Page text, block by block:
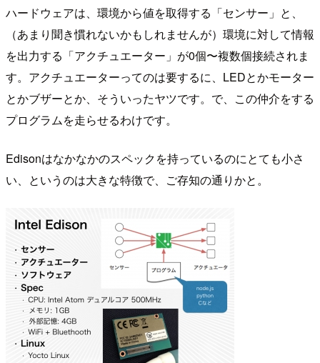
ハードウェアは、環境から値を取得する「センサー」と、
（あまり聞き慣れないかもしれませんが）環境に対して情報
を出力する「アクチュエーター」が0個〜複数個接続されま
す。アクチュエーターってのは要するに、LEDとかモーター
とかブザーとか、そういったヤツです。で、この仲介をする
プログラムを走らせるわけです。
Edisonはなかなかのスペックを持っているのにとても小さ
い、というのは大きな特徴で、ご存知の通りかと。